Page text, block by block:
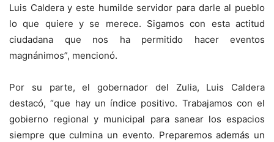
Luis Caldera y este humilde servidor para darle al pueblo
lo que quiere y se merece. Sigamos con esta actitud
ciudadana que nos ha permitido hacer eventos
magnánimos”, mencionó.
Por su parte, el gobernador del Zulia, Luis Caldera
destacó, “que hay un índice positivo. Trabajamos con el
gobierno regional y municipal para sanear los espacios
siempre que culmina un evento. Preparemos además un